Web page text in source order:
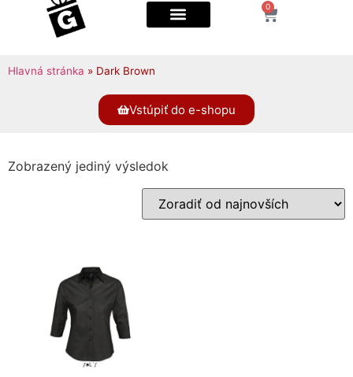
0
Hlavná stránka » Dark Brown
Vstúpiť do e-shopu
Zobrazený jediný výsledok